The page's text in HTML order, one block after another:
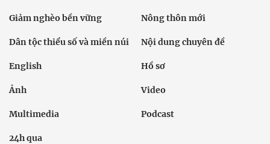
Giảm nghèo bền vững Nông thôn mới
Dân tộc thiểu số và miền núi Nội dung chuyên đề
English Hồ sơ
Ảnh Video
Multimedia Podcast
24h qua